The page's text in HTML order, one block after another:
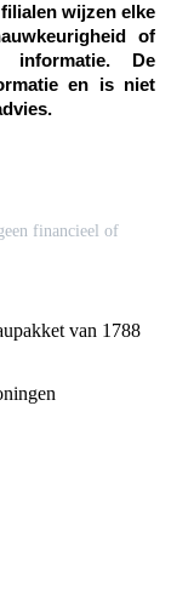
wijzen elke
of
De
en is niet
financieel of
van 1788